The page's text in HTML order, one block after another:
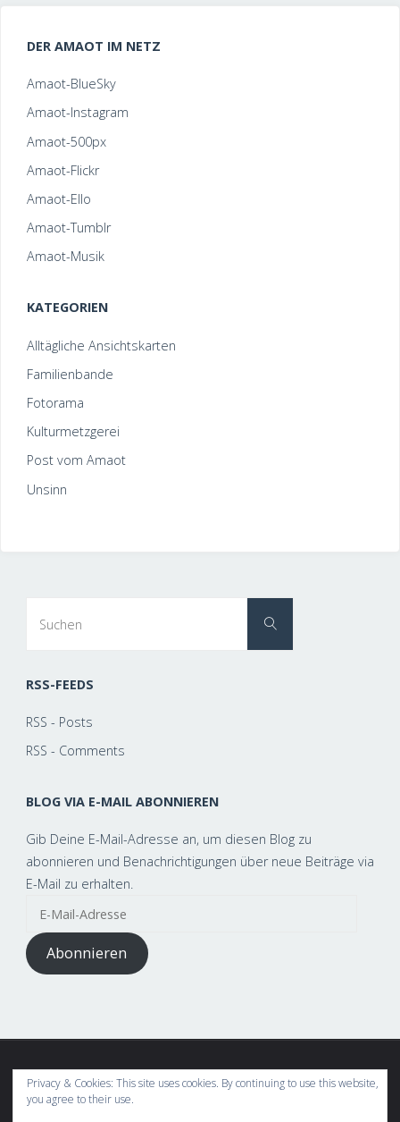
DER AMAOT IM NETZ
Amaot-BlueSky
Amaot-Instagram
Amaot-500px
Amaot-Flickr
Amaot-Ello
Amaot-Tumblr
Amaot-Musik
KATEGORIEN
Alltägliche Ansichtskarten
Familienbande
Fotorama
Kulturmetzgerei
Post vom Amaot
Unsinn
Suchen
RSS-FEEDS
RSS - Posts
RSS - Comments
BLOG VIA E-MAIL ABONNIEREN
Gib Deine E-Mail-Adresse an, um diesen Blog zu
abonnieren und Benachrichtigungen über neue Beiträge via
E-Mail zu erhalten.
Adresse
Abonnieren
This text can be changed from the General » Structure section of
Privacy & Cookies: This site uses cookies. By continuing to use this website,
you agree to their use.